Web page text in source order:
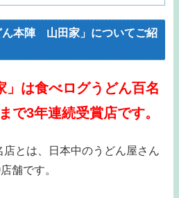
ん本陣 山田家」についてご紹
」は食べログうどん百名
で3年連続受賞店です。
とは、日本中のうどん屋さん
舗です。